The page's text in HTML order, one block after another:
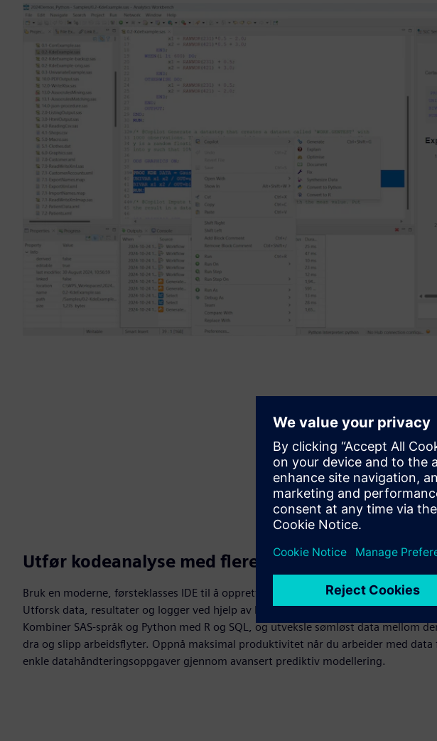
Utfør kodeanalyse med flere språk
Bruk en moderne, førsteklasses IDE til å opprette, vedlikeholde og kjøre
Utforsk data, resultater og logger ved hjelp av kode, ingen kode eller en
Kombiner SAS-språk og Python med R og SQL, og utveksle sømløst data mellom
dra og slipp arbeidsflyter. Oppnå maksimal produktivitet når du arbeider med data
enkle datahåndteringsoppgaver gjennom avansert prediktiv modellering.